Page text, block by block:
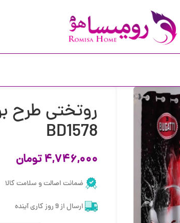
روتختی طرح
BD1578
۴,۷۴۶,۰۰۰ تومان
ضمانت اصالت و سلامت کالا
ارسال از 9 روز کاری آینده